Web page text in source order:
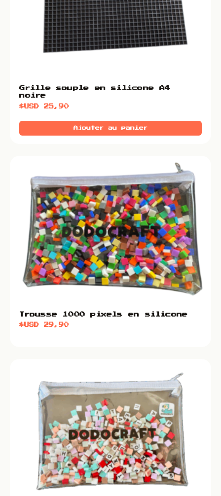
Grille souple en silicone A4
noire
$USD25,90
Ajouter au panier
Trousse 1000 pixels en silicone
$USD29,90